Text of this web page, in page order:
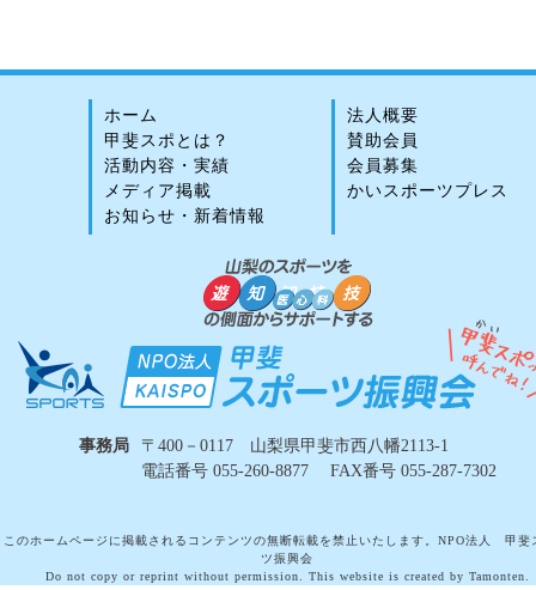
法人概要
賛助会員
会員募集
かいスポーツプレス
ホーム
甲斐スポとは？
活動内容・実績
メディア掲載
お知らせ・新着情報
事務局
〒400－0117 山梨県甲斐市西八幡2113-1
電話番号 055-260-8877 FAX番号 055-287-7302
このホームページに掲載されるコンテンツの無断転載を禁止いたします。NPO法人 甲斐
ツ振興会
Do not copy or reprint without permission. This website is created by Tamonten.